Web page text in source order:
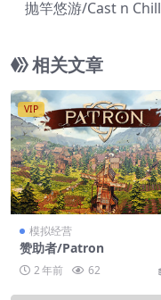
抛竿悠游/Cast n Chill
相关文章
VIP
模拟经营
赞助者/Patron
2 年前 62